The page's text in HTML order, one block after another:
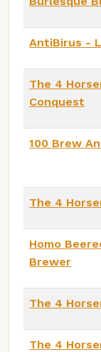
AntiBirus -
The 4
Conquest
100 Brew
The 4
Homo
Brewer
The 4
The 4